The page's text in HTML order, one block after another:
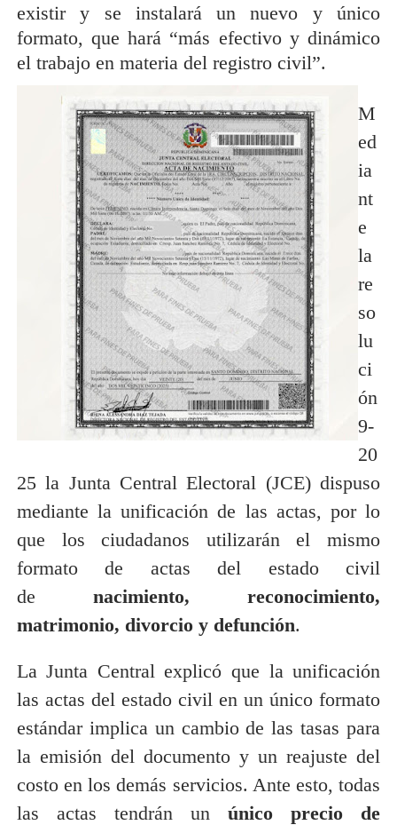
existir y se instalará un nuevo y único
formato, que hará “más efectivo y dinámico
el trabajo en materia del registro civil”.
M
ed
ia
nt
e
la
re
so
lu
ci
ón
9-
20
25 la Junta Central Electoral (JCE) dispuso
mediante la unificación de las actas, por lo
que los ciudadanos utilizarán el mismo
formato de actas del estado civil
de nacimiento, reconocimiento,
matrimonio, divorcio y defunción.
La Junta Central explicó que la unificación
las actas del estado civil en un único formato
estándar implica un cambio de las tasas para
la emisión del documento y un reajuste del
costo en los demás servicios. Ante esto, todas
las actas tendrán unúnico precio de